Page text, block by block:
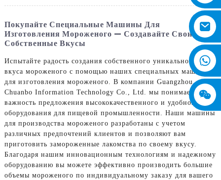
Покупайте Специальные Машины Для
Изготовления Мороженого — Создавайте Свои
Собственные Вкусы
Испытайте радость создания собственного уникального
вкуса мороженого с помощью наших специальных машин
для изготовления мороженого. В компании Guangzhou
Chuanbo Information Technology Co., Ltd. мы понимаем
важность предложения высококачественного и удобного
оборудования для пищевой промышленности. Наши машины
для производства мороженого разработаны с учетом
различных предпочтений клиентов и позволяют вам
приготовить замороженные лакомства по своему вкусу.
Благодаря нашим инновационным технологиям и надежному
оборудованию вы можете эффективно производить большие
объемы мороженого по индивидуальному заказу для вашего